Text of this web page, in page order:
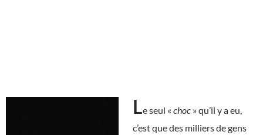
Le seul « choc » qu’il y a eu,
c’est que des milliers de gens